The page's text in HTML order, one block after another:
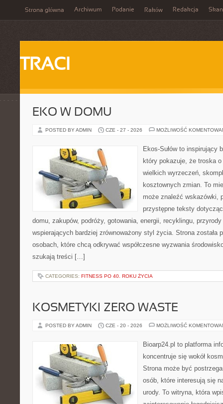
Strona główna Archiwum Podanie Raków Redakcja
TRACI
EKO W DOMU
POSTED BY ADMIN CZE - 27 - 2026 MOŻLIWOŚĆ
Ekos-Sułów to inspirujący
który pokazuje, że troska
wielkich wyrzeczeń,
kosztownych zmian. To
może znaleźć wskazówki,
przystępne teksty
domu, zakupów, podróży, gotowania, energii, recyklingu,
wspierających bardziej zrównoważony styl życia. Strona została
osobach, które chcą odkrywać współczesne wyzwania
szukają treści […]
CATEGORIES: FITNESS PO 40. ROKU ŻYCIA
KOSMETYKI ZERO WASTE
POSTED BY ADMIN CZE - 20 - 2026 MOŻLIWOŚĆ
Bioarp24.pl to platforma
koncentruje się wokół
Strona może być
osób, które interesują się
urody. To witryna, która